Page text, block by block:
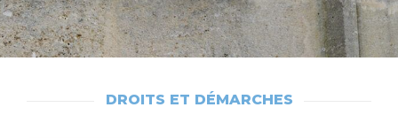
DROITS ET DÉMARCHES